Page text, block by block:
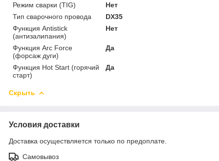
Режим сварки (TIG)
Нет
Тип сварочного провода
DX35
Функция Antistick
(антизалипания)
Нет
Функция Arc Force
(форсаж дуги)
Да
Функция Hot Start (горячий
старт)
Да
Скрыть
Условия доставки
Доставка осуществляется только по предоплате.
Самовывоз